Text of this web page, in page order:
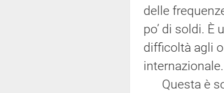
delle
po’ di soldi. È
difficoltà agli
internazionale.
Questa è